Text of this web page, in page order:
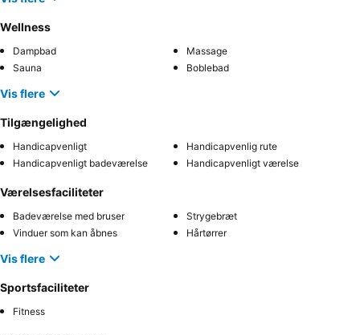
Wellness
Dampbad
Massage
Sauna
Boblebad
Vis flere
Tilgængelighed
Handicapvenligt
Handicapvenlig rute
Handicapvenligt badeværelse
Handicapvenligt værelse
Værelsesfaciliteter
Badeværelse med bruser
Strygebræt
Vinduer som kan åbnes
Hårtørrer
Vis flere
Sportsfaciliteter
Fitness